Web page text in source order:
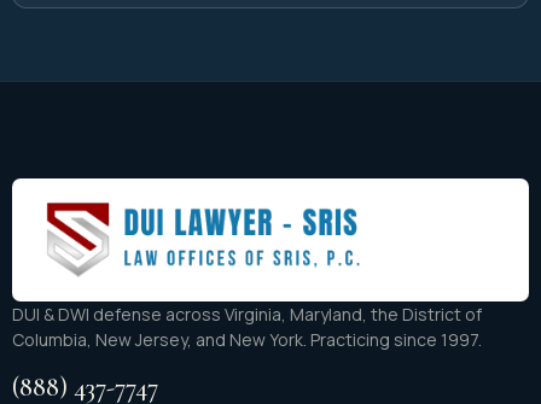
DUI & DWI defense across Virginia, Maryland, the District of
Columbia, New Jersey, and New York. Practicing since 1997.
(888) 437-7747